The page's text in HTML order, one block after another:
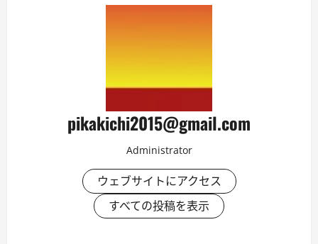
pikakichi2015@gmail.com
Administrator
ウェブサイトにアクセス
すべての投稿を表示